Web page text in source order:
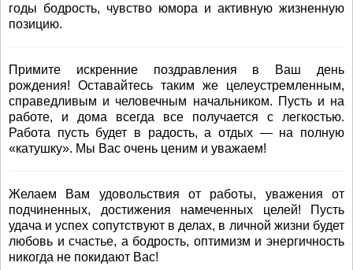
годы бодрость, чувство юмора и активную жизненную
позицию.
Примите искренние поздравления в Ваш день
рождения! Оставайтесь таким же целеустремленным,
справедливым и человечным начальником. Пусть и на
работе, и дома всегда все получается с легкостью.
Работа пусть будет в радость, а отдых — на полную
«катушку». Мы Вас очень ценим и уважаем!
Желаем Вам удовольствия от работы, уважения от
подчиненных, достижения намеченных целей! Пусть
удача и успех сопутствуют в делах, в личной жизни будет
любовь и счастье, а бодрость, оптимизм и энергичность
никогда не покидают Вас!